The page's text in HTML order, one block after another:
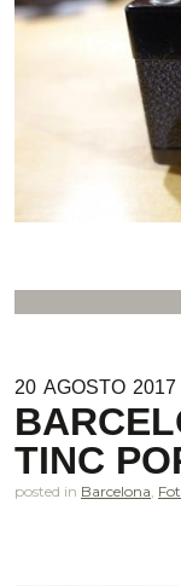
20 AGOSTO 2017
TINC
posted in Barcelona,